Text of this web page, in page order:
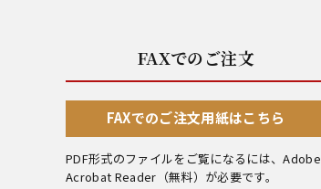
FAXでのご注文
FAXでのご注文用紙はこちら
PDF形式のファイルをご覧になるには、Adobe
Acrobat Reader （無料）が必要です。